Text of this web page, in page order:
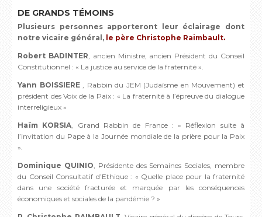
DE GRANDS TÉMOINS
Plusieurs personnes apporteront leur éclairage dont
notre vicaire général, le père Christophe Raimbault.
Robert BADINTER, ancien Ministre, ancien Président du Conseil
Constitutionnel : « La justice au service de la fraternité ».
Yann BOISSIERE , Rabbin du JEM (Judaïsme en Mouvement) et
président des Voix de la Paix : « La fraternité à l’épreuve du dialogue
interreligieux »
Haïm KORSIA, Grand Rabbin de France : « Réflexion suite à
l’invitation du Pape à la Journée mondiale de la prière pour la Paix
».
Dominique QUINIO, Présidente des Semaines Sociales, membre
du Conseil Consultatif d’Ethique : « Quelle place pour la fraternité
dans une société fracturée et marquée par les conséquences
économiques et sociales de la pandémie ? »